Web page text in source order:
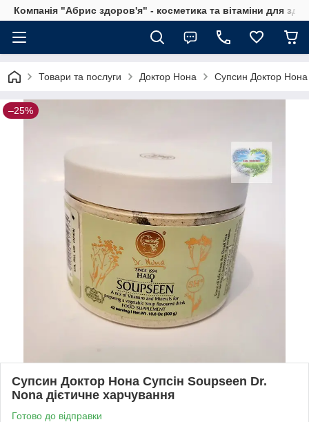
Компанія "Абрис здоров'я" - косметика та вітаміни для
Товари та послуги Доктор Нона Супсин Доктор Нона
–25%
Супсин Доктор Нона Супсін Soupseen Dr.
Nona дієтичне харчування
Готово до відправки